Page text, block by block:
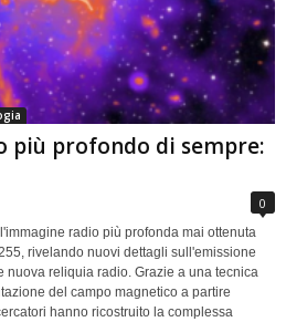
più profondo di sempre:
0
radio più profonda mai ottenuta
rivelando nuovi dettagli sull'emissione
nuova reliquia radio. Grazie a una tecnica
del campo magnetico a partire
hanno ricostruito la complessa